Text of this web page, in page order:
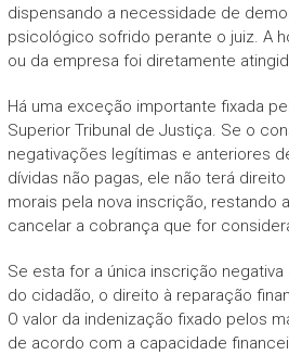
dispensando a necessidade de
psicológico sofrido perante o juiz. A
ou da empresa foi diretamente
Há uma exceção importante fixada
Superior Tribunal de Justiça. Se o
negativações legítimas e anteriores
dívidas não pagas, ele não terá
morais pela nova inscrição, restando
cancelar a cobrança que for
Se esta for a única inscrição
do cidadão, o direito à reparação
O valor da indenização fixado pelos
de acordo com a capacidade